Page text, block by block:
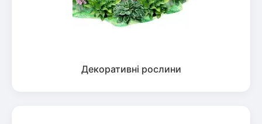
Декоративні рослини